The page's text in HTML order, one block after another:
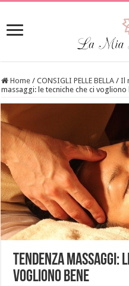
Home / CONSIGLI PELLE BELLA / Il
massaggi: le tecniche che ci vogliono
Tendenza massaggi:
vogliono bene